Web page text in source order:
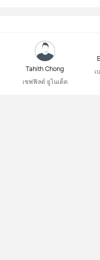
Tahith Chong
เชฟฟิลด์ ยูไนเต็ด
เ